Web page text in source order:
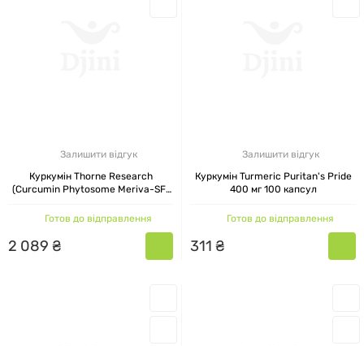
Залишити відгук
Куркумін Thorne Research
(Curcumin Phytosome Meriva-SF)
Готов до відправлення
2 089 ₴
Залишити відгук
Куркумін Turmeric Puritan's Pride
400 мг 100 капсул
Готов до відправлення
311 ₴